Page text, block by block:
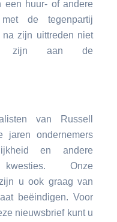
huur- of andere
met de tegenpartij
na zijn uittreden niet
zijn aan de
van Russell
jaren ondernemers
en andere
kwesties. Onze
u ook graag van
beëindigen. Voor
nieuwsbrief kunt u